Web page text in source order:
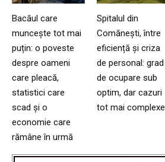
Bacăul care
muncește tot mai
puțin: o poveste
despre oameni
care pleacă,
statistici care
scad și o
economie care
rămâne în urmă
Spitalul din
Comănești, între
eficiență și criza
de personal: grad
de ocupare sub
optim, dar cazuri
tot mai complexe